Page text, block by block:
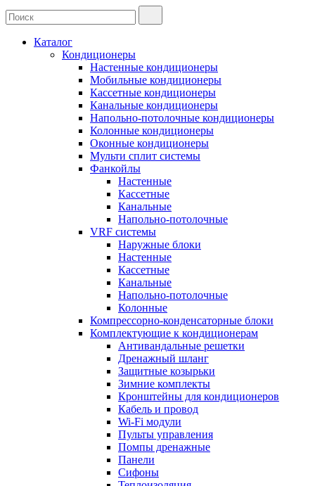
Каталог
Кондиционеры
Настенные кондиционеры
Мобильные кондиционеры
Кассетные кондиционеры
Канальные кондиционеры
Напольно-потолочные кондиционеры
Колонные кондиционеры
Оконные кондиционеры
Мульти сплит системы
Фанкойлы
Настенные
Кассетные
Канальные
Напольно-потолочные
VRF системы
Наружные блоки
Настенные
Кассетные
Канальные
Напольно-потолочные
Колонные
Компрессорно-конденсаторные блоки
Комплектующие к кондиционерам
Антивандальные решетки
Дренажный шланг
Защитные козырьки
Зимние комплекты
Кронштейны для кондиционеров
Кабель и провод
Wi-Fi модули
Пульты управления
Помпы дренажные
Панели
Сифоны